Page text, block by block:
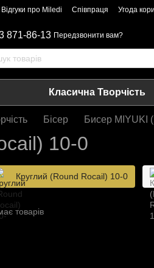
Відгуки про Miledi Співпраця Угода
871-86-13 Передзвонити вам?
Класична Творчість
Бісер Бисер MIYUKI
10-0
Круглий (Round Rocail) 10-0
товарів